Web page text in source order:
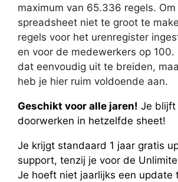
maximum van 65.336 regels. Om
spreadsheet niet te groot te
regels voor het urenregister
en voor de medewerkers op 100.
dat eenvoudig uit te breiden,
heb je hier ruim voldoende aan.
Geschikt voor alle jaren! Je blijft
doorwerken in hetzelfde sheet!
Je krijgt standaard 1 jaar gratis
support, tenzij je voor de
Je hoeft niet jaarlijks een update